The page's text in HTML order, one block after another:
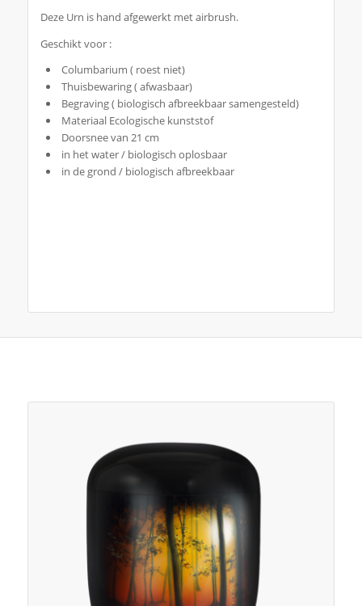
Deze Urn is hand afgewerkt met airbrush.
Geschikt voor :
Columbarium ( roest niet)
Thuisbewaring ( afwasbaar)
Begraving ( biologisch afbreekbaar samengesteld)
Materiaal Ecologische kunststof
Doorsnee van 21 cm
in het water / biologisch oplosbaar
in de grond / biologisch afbreekbaar